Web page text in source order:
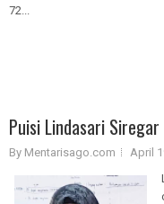
72...
Puisi Lindasari
By Mentarisago.com April